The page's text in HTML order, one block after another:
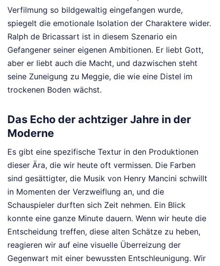
Verfilmung so bildgewaltig eingefangen wurde,
spiegelt die emotionale Isolation der Charaktere wider.
Ralph de Bricassart ist in diesem Szenario ein
Gefangener seiner eigenen Ambitionen. Er liebt Gott,
aber er liebt auch die Macht, und dazwischen steht
seine Zuneigung zu Meggie, die wie eine Distel im
trockenen Boden wächst.
Das Echo der achtziger Jahre in der
Moderne
Es gibt eine spezifische Textur in den Produktionen
dieser Ära, die wir heute oft vermissen. Die Farben
sind gesättigter, die Musik von Henry Mancini schwillt
in Momenten der Verzweiflung an, und die
Schauspieler durften sich Zeit nehmen. Ein Blick
konnte eine ganze Minute dauern. Wenn wir heute die
Entscheidung treffen, diese alten Schätze zu heben,
reagieren wir auf eine visuelle Überreizung der
Gegenwart mit einer bewussten Entschleunigung. Wir